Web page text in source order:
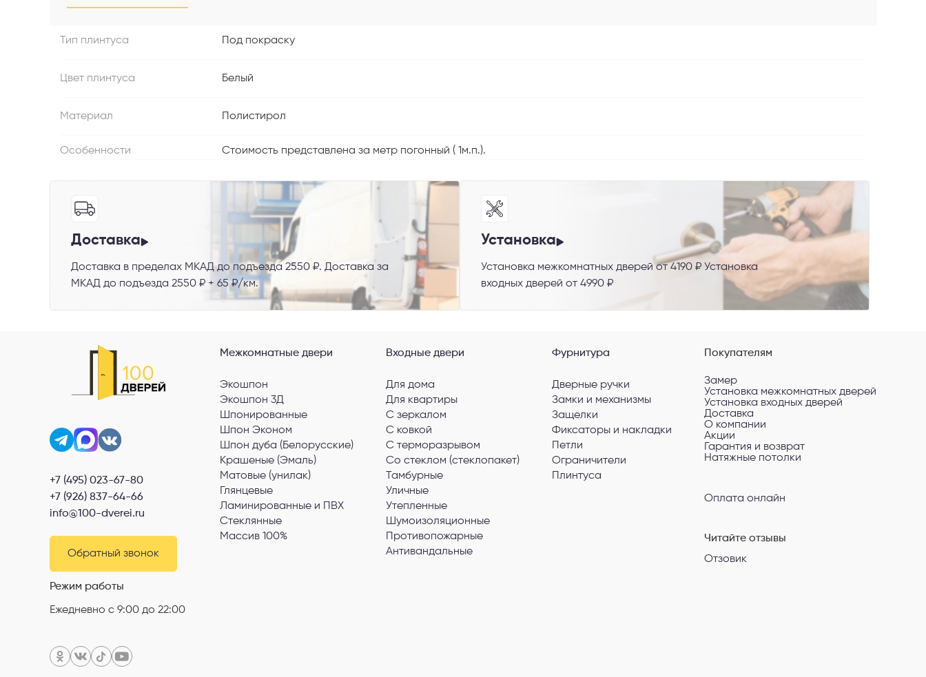
Тип плинтуса Под покраску
Цвет плинтуса Белый
Материал Полистирол
Особенности Стоимость представлена за метр погонный ( 1м.п.).
Доставка
Доставка в пределах МКАД до подъезда 2550 ₽. Доставка за
МКАД до подъезда 2550 ₽ + 65 ₽/км.
Установка
Установка межкомнатных дверей от 4190 ₽ Установка
входных дверей от 4990 ₽
+7 (495) 023-67-80
+7 (926) 837-64-66
info@100-dverei.ru
Обратный звонок
Режим работы
Ежедневно с 9:00 до 22:00
Межкомнатные двери
Экошпон
Экошпон 3Д
Шпонированные
Шпон Эконом
Шпон дуба (Белорусские)
Крашеные (Эмаль)
Матовые (унилак)
Глянцевые
Ламинированные и ПВХ
Стеклянные
Массив 100%
Входные двери
Для дома
Для квартиры
С зеркалом
С ковкой
С терморазрывом
Со стеклом (стеклопакет)
Тамбурные
Уличные
Утепленные
Шумоизоляционные
Противопожарные
Антивандальные
Фурнитура
Дверные ручки
Замки и механизмы
Защелки
Фиксаторы и накладки
Петли
Ограничители
Плинтуса
Покупателям
Замер
Установка межкомнатных дверей
Установка входных дверей
Доставка
О компании
Акции
Гарантия и возврат
Натяжные потолки
Оплата онлайн
Читайте отзывы
Отзовик
Выберите способ связи
Перезвонить Telegram
Я согласен сПолитикой конфиденциальности